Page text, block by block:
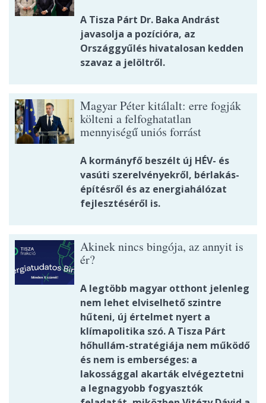
A Tisza Párt Dr. Baka Andrást
javasolja a pozícióra, az
Országgyűlés hivatalosan kedden
szavaz a jelöltről.
Magyar Péter kitálalt: erre fogják
költeni a felfoghatatlan
mennyiségű uniós forrást
A kormányfő beszélt új HÉV- és
vasúti szerelvényekről, bérlakás-
építésről és az energiahálózat
fejlesztéséről is.
Akinek nincs bingója, az annyit is
ér?
A legtöbb magyar otthont jelenleg
nem lehet elviselhető szintre
hűteni, új értelmet nyert a
klímapolitika szó. A Tisza Párt
hőhullám-stratégiája nem működő
és nem is emberséges: a
lakossággal akarták elvégeztetni
a legnagyobb fogyasztók